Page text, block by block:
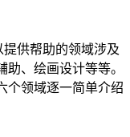
供帮助的领域涉及
、绘画设计等等。
个领域逐一简单介绍